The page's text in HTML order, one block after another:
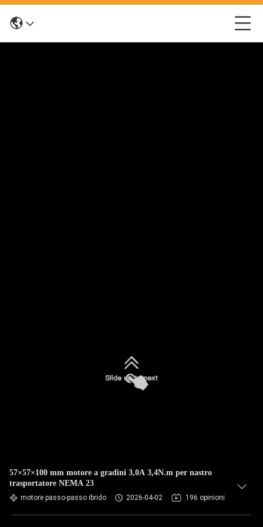
57×57×100 mm motore a gradini 3,0A 3,4N.m per nastro
trasportatore NEMA 23
motore passo-passo ibrido 2026-04-02 196 opinioni